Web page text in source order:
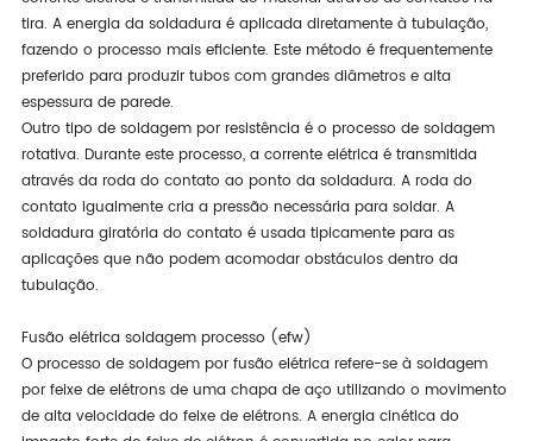
tira. A energia da soldadura é aplicada diretamente à tubulação,
fazendo o processo mais eficiente. Este método é frequentemente
preferido para produzir tubos com grandes diâmetros e alta
espessura de parede.
Outro tipo de soldagem por resistência é o processo de soldagem
rotativa. Durante este processo, a corrente elétrica é transmitida
através da roda do contato ao ponto da soldadura. A roda do
contato igualmente cria a pressão necessária para soldar. A
soldadura giratória do contato é usada tipicamente para as
aplicações que não podem acomodar obstáculos dentro da
tubulação.
Fusão elétrica soldagem processo (efw)
O processo de soldagem por fusão elétrica refere-se à soldagem
por feixe de elétrons de uma chapa de aço utilizando o movimento
de alta velocidade do feixe de elétrons. A energia cinética do